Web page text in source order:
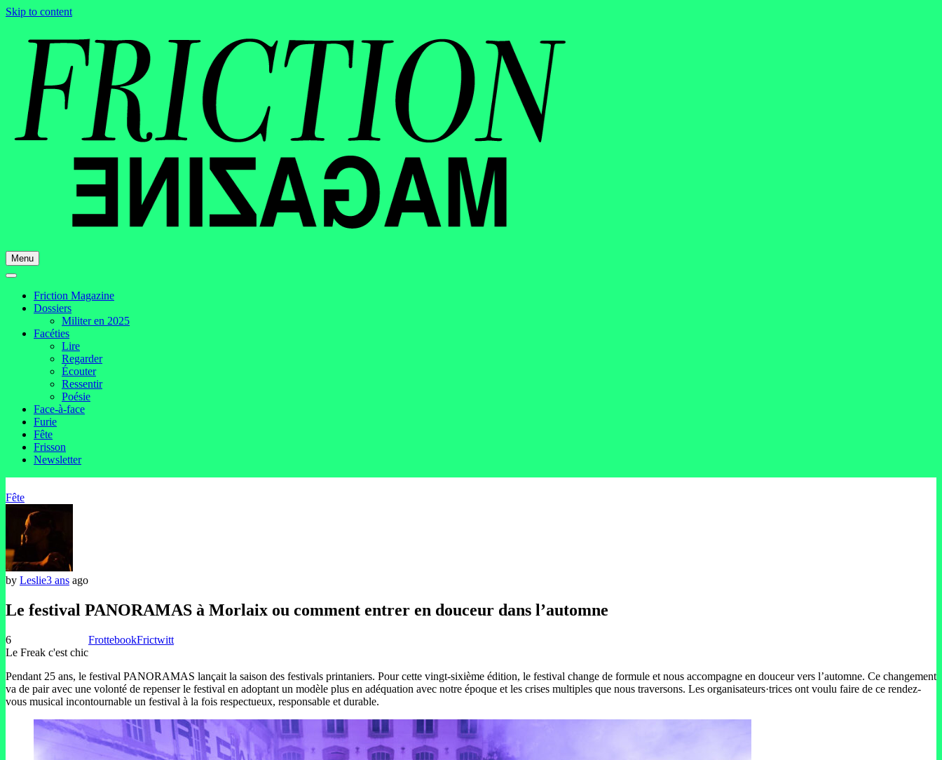
Skip to content
Menu
Friction Magazine
Dossiers
Militer en 2025
Facéties
Lire
Regarder
Écouter
Ressentir
Poésie
Face-à-face
Furie
Fête
Frisson
Newsletter
Fête
by Leslie3 ans ago
Le festival PANORAMAS à Morlaix ou comment entrer en douceur dans l’automne
6
Le Freak c'est chic
FrottebookFrictwitt
Pendant 25 ans, le festival PANORAMAS lançait la saison des festivals printaniers. Pour cette vingt-sixième édition, le festival change de formule et nous accompagne en douceur vers l’automne. Ce changement
va de pair avec une volonté de repenser le festival en adoptant un modèle plus en adéquation avec notre époque et les crises multiples que nous traversons. Les organisateurs·trices ont voulu faire de ce rendez-
vous musical incontournable un festival à la fois respectueux, responsable et durable.